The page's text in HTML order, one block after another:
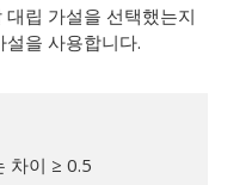
립 가설을 선택했는지
을 사용합니다.
차이 ≥ 0.5